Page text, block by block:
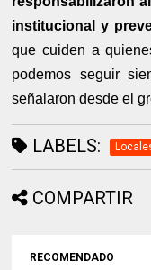
institucional y
que cuiden a
podemos seguir
señalaron desde el
LABELS:
COMPARTIR
RECOMENDADO